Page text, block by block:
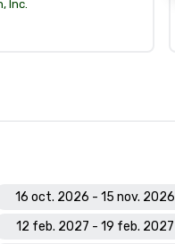
Inc.
16 oct. 2026 - 15 nov. 2026
12 feb. 2027 - 19 feb. 2027